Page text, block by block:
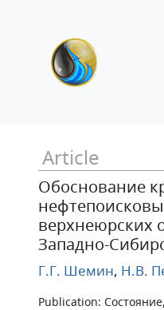
Article
Обоснование
верхнеюрских
Западно-
Г.Г. Шемин, Н.В.
Publication: